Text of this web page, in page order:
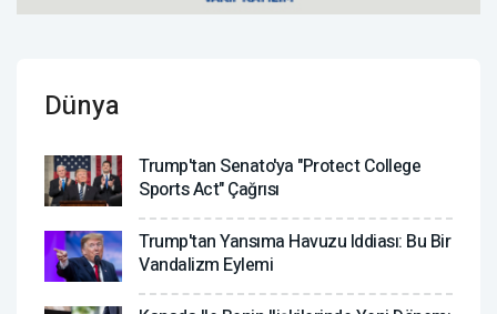
Dünya
Trump'tan Senato'ya "Protect College
Sports Act" Çağrısı
Trump'tan Yansıma Havuzu Iddiası: Bu Bir
Vandalizm Eylemi